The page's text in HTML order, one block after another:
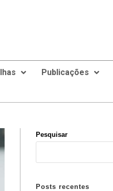
Publicações
Pesquisar
Posts recentes